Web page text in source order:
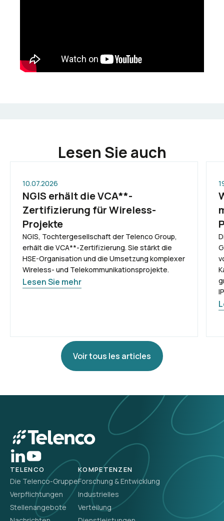
Lesen Sie auch
10.07.2026
NGIS erhält die VCA**-
Zertifizierung für Wireless-
Projekte
NGIS, Tochtergesellschaft der Telenco Group,
erhält die VCA**-Zertifizierung. Sie stärkt die
HSE-Organisation und die Umsetzung komplexer
Wireless- und Telekommunikationsprojekte.
Lesen Sie mehr
Voir tous les articles
TELENCO
Die Telenco-Gruppe
Verpflichtungen
Stellenangebote
KOMPETENZEN
Forschung & Entwicklung
Industrielles
Verteilung